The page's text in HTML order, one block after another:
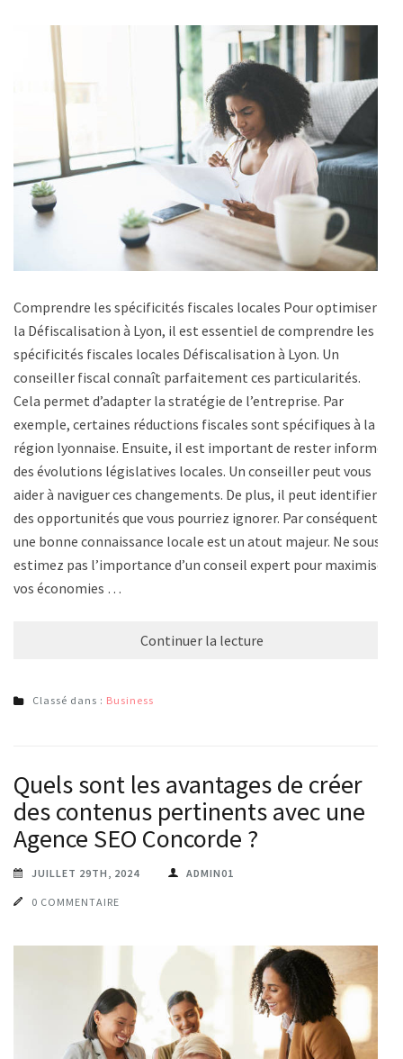
Comprendre les spécificités fiscales locales Pour optimiser
la Défiscalisation à Lyon, il est essentiel de comprendre les
spécificités fiscales locales Défiscalisation à Lyon. Un
conseiller fiscal connaît parfaitement ces particularités.
Cela permet d’adapter la stratégie de l’entreprise. Par
exemple, certaines réductions fiscales sont spécifiques à la
région lyonnaise. Ensuite, il est important de rester informé
des évolutions législatives locales. Un conseiller peut vous
aider à naviguer ces changements. De plus, il peut identifier
des opportunités que vous pourriez ignorer. Par conséquent,
une bonne connaissance locale est un atout majeur. Ne sous-
estimez pas l’importance d’un conseil expert pour maximiser
vos économies …
Continuer la lecture
Classé dans : Business
Quels sont les avantages de créer
des contenus pertinents avec une
Agence SEO Concorde ?
JUILLET 29TH, 2024 ADMIN01
0 COMMENTAIRE